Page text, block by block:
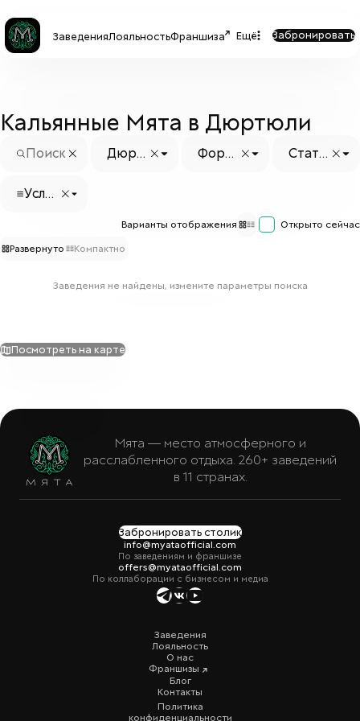
ЗаведенияЛояльностьФраншиза Ещё Забронировать
Кальянные Мята в Дюртюли
Дюрт
Форм
Стату
Услуг
Варианты отображения
Открыто сейчас
Развернуто
Компактно
Заведения не найдены, измените параметры поиска
Посмотреть на карте
Мята — место атмосферного и
расслабленного отдыха. 260+ заведений
в 11 странах.
Забронировать столик
info@myataofficial.com
По заведениям и франшизе
offers@myataofficial.com
По коллаборации с бизнесом и медиа
Заведения
Лояльность
О нас
Франшизы
Блог
Контакты
Политика
конфиденциальности